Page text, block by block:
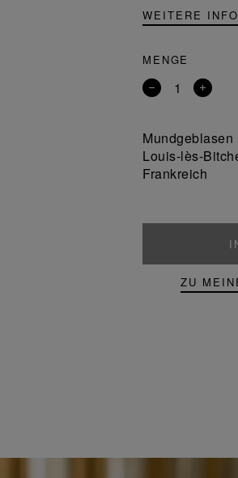
WEITERE
MENGE
Entfernen
Produkt
Ein
Louis-lès-
Frankreich
ZU